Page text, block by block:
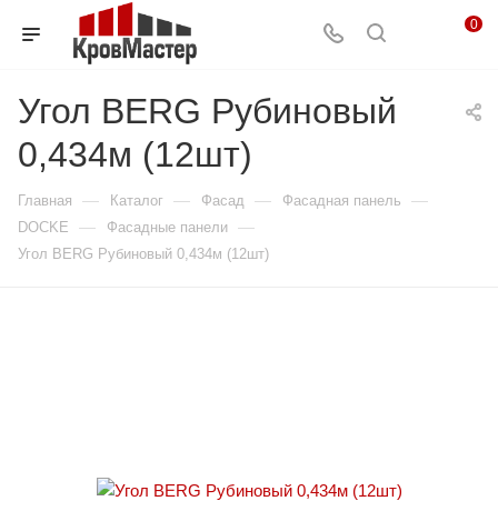
0
Угол BERG Рубиновый
0,434м (12шт)
Главная — Каталог — Фасад — Фасадная панель —
DOCKE — Фасадные панели —
Угол BERG Рубиновый 0,434м (12шт)